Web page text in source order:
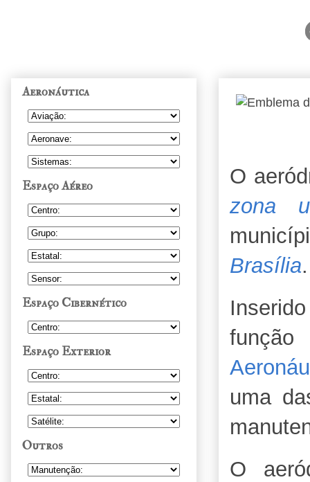
O
zona
Brasília.
uma
O
Aeronáutica
Espaço Aéreo
Espaço Cibernético
Espaço Exterior
Outros